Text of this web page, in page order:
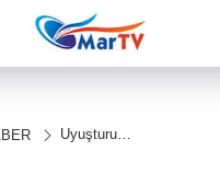
Uyuşturucu